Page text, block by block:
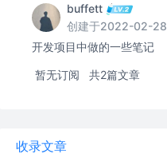
buffett
创建于2022-02-28
开发项目中做的一些笔记
暂无订阅 共2篇文章
收录文章